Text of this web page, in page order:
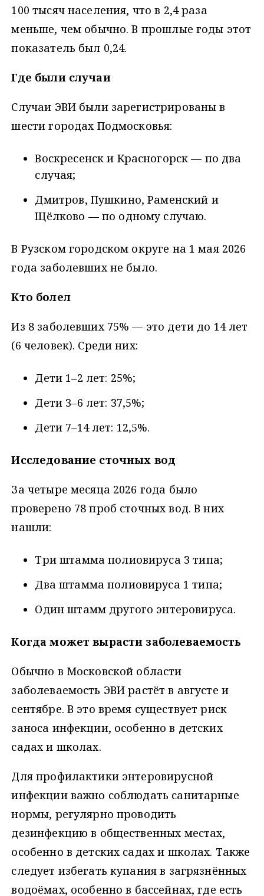
100 тысяч населения, что в 2,4 раза
меньше, чем обычно. В прошлые годы этот
показатель был 0,24.
Где были случаи
Случаи ЭВИ были зарегистрированы в
шести городах Подмосковья:
Воскресенск и Красногорск — по два
случая;
Дмитров, Пушкино, Раменский и
Щёлково — по одному случаю.
В Рузском городском округе на 1 мая 2026
года заболевших не было.
Кто болел
Из 8 заболевших 75% — это дети до 14 лет
(6 человек). Среди них:
Дети 1–2 лет: 25%;
Дети 3–6 лет: 37,5%;
Дети 7–14 лет: 12,5%.
Исследование сточных вод
За четыре месяца 2026 года было
проверено 78 проб сточных вод. В них
нашли:
Три штамма полиовируса 3 типа;
Два штамма полиовируса 1 типа;
Один штамм другого энтеровируса.
Когда может вырасти заболеваемость
Обычно в Московской области
заболеваемость ЭВИ растёт в августе и
сентябре. В это время существует риск
заноса инфекции, особенно в детских
садах и школах.
Для профилактики энтеровирусной
инфекции важно соблюдать санитарные
нормы, регулярно проводить
дезинфекцию в общественных местах,
особенно в детских садах и школах. Также
следует избегать купания в загрязнённых
водоёмах, особенно в бассейнах, где есть